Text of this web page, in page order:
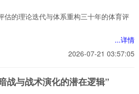
的理论迭代与体系重构三十年的体育评
...详情
2026-07-21 03:57:05
战与战术演化的潜在逻辑”